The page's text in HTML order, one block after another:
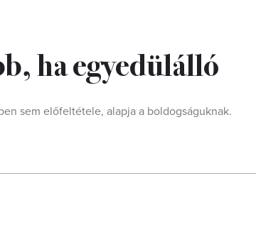
ha egyedülálló
sem előfeltétele, alapja a boldogságuknak.